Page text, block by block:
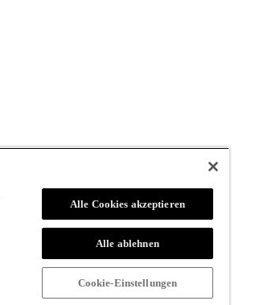
Alle Cookies akzeptieren
Alle ablehnen
Cookie-Einstellungen